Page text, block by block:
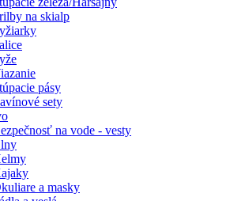
na skialp
pásy
sety
na vode - vesty
a masky